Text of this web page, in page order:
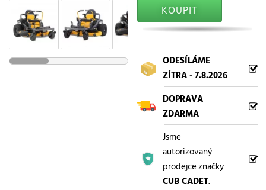
KOUPIT
ODESÍLÁME
ZÍTRA - 7.8.2026
DOPRAVA
ZDARMA
Jsme
autorizovaný
prodejce značky
CUB CADET.